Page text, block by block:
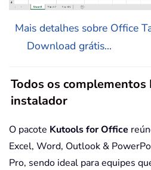
Mais detalhes sobre Office
Download grátis...
Todos os complementos
instalador
O pacote Kutools for Office
Excel, Word, Outlook &
Pro, sendo ideal para equipes